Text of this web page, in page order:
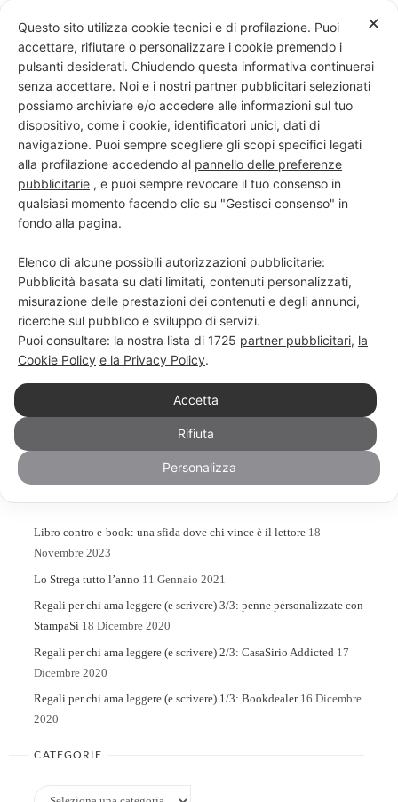
content
PROGETTO NERO SU BIANCO
Scuola di scrittura e creatività
Search
Libro contro e-book: una sfida dove chi vince è il lettore 18
Novembre 2023
Lo Strega tutto l’anno 11 Gennaio 2021
Regali per chi ama leggere (e scrivere) 3/3: penne personalizzate con
StampaSi 18 Dicembre 2020
Regali per chi ama leggere (e scrivere) 2/3: CasaSirio Addicted 17
Dicembre 2020
Regali per chi ama leggere (e scrivere) 1/3: Bookdealer 16 Dicembre
2020
CATEGORIE
Categorie
✕
Questo sito utilizza cookie tecnici e di profilazione. Puoi
accettare, rifiutare o personalizzare i cookie premendo i
pulsanti desiderati. Chiudendo questa informativa continuerai
senza accettare. Noi e i nostri partner pubblicitari selezionati
possiamo archiviare e/o accedere alle informazioni sul tuo
dispositivo, come i cookie, identificatori unici, dati di
navigazione. Puoi sempre scegliere gli scopi specifici legati
alla profilazione accedendo al pannello delle preferenze
pubblicitarie , e puoi sempre revocare il tuo consenso in
qualsiasi momento facendo clic su "Gestisci consenso" in
fondo alla pagina.
Elenco di alcune possibili autorizzazioni pubblicitarie:
Pubblicità basata su dati limitati, contenuti personalizzati,
misurazione delle prestazioni dei contenuti e degli annunci,
ricerche sul pubblico e sviluppo di servizi.
Puoi consultare: la nostra lista di 1725 partner pubblicitari, la
Cookie Policy e la Privacy Policy.
Accetta
Rifiuta
Personalizza